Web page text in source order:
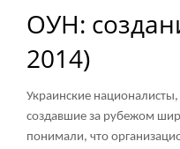
ОУН:
2014)
Украинские
создавшие за рубежом
понимали, что